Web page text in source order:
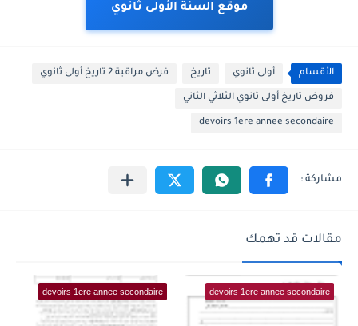
موقع السنة الأولى ثانوي
الأقسام أولى ثانوي تاريخ فرض مراقبة 2 تاريخ أولى ثانوي
فروض تاريخ أولى ثانوي الثلاثي الثاني
devoirs 1ere annee secondaire
مقالات قد تهمك
devoirs 1ere annee secondaire
devoirs 1ere annee secondaire